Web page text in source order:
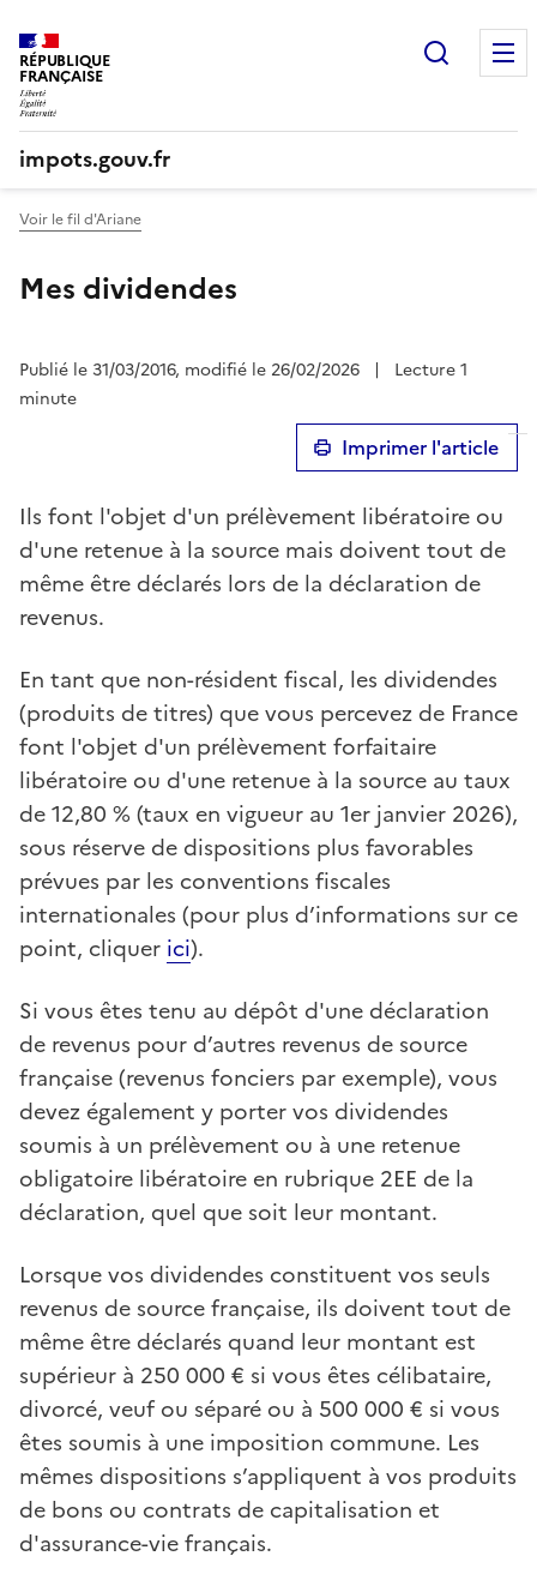
RÉPUBLIQUE
FRANÇAISE
impots.gouv.fr
Voir le fil d'Ariane
Mes dividendes
Publié le 31/03/2016, modifié le 26/02/2026 |
Lecture 1
minute
Imprimer l'article
Ils font l'objet d'un prélèvement libératoire ou
d'une retenue à la source mais doivent tout de
même être déclarés lors de la déclaration de
revenus.
En tant que non-résident fiscal, les dividendes
(produits de titres) que vous percevez de France
font l'objet d'un prélèvement forfaitaire
libératoire ou d'une retenue à la source au taux
de 12,80 % (taux en vigueur au 1er janvier 2026),
sous réserve de dispositions plus favorables
prévues par les conventions fiscales
internationales (pour plus d’informations sur ce
point, cliquer ici).
Si vous êtes tenu au dépôt d'une déclaration
de revenus pour d’autres revenus de source
française (revenus fonciers par exemple), vous
devez également y porter vos dividendes
soumis à un prélèvement ou à une retenue
obligatoire libératoire en rubrique 2EE de la
déclaration, quel que soit leur montant.
Lorsque vos dividendes constituent vos seuls
revenus de source française, ils doivent tout de
même être déclarés quand leur montant est
supérieur à 250 000 € si vous êtes célibataire,
divorcé, veuf ou séparé ou à 500 000 € si vous
êtes soumis à une imposition commune. Les
mêmes dispositions s’appliquent à vos produits
de bons ou contrats de capitalisation et
d'assurance-vie français.